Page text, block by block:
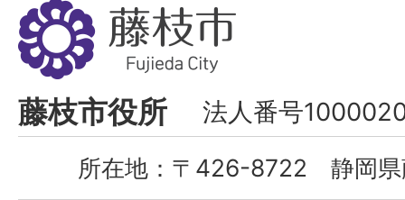
藤
枝
市
Fujieda
City
藤枝市役所 法人番号
所在地： 〒426-8722 静岡県